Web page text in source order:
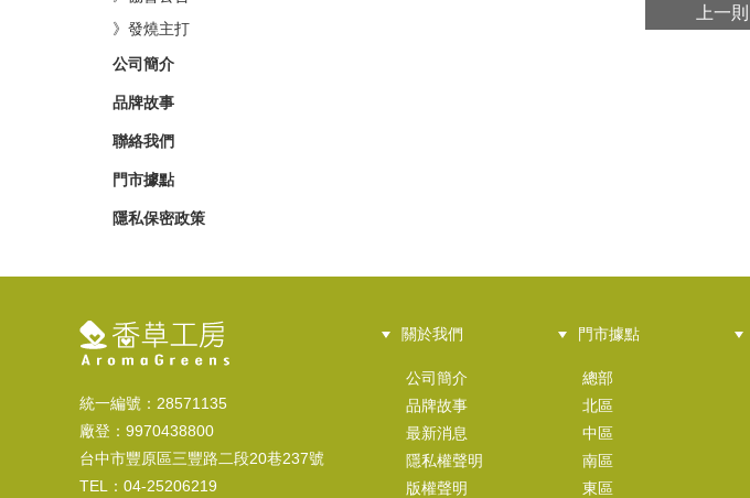
》發燒主打
公司簡介
品牌故事
聯絡我們
門市據點
隱私保密政策
上一則
統一編號：28571135
廠登：9970438800
台中市豐原區三豐路二段20巷237號
TEL：04-25206219
關於我們
公司簡介
品牌故事
最新消息
隱私權聲明
版權聲明
門市據點
總部
北區
中區
南區
東區